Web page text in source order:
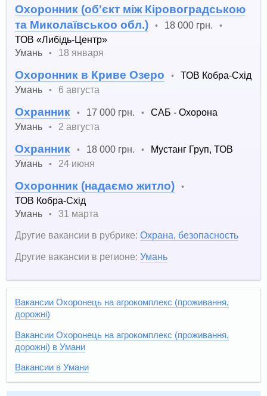
Охоронник (об'єкт між Кіровоградською
та Миколаївськоо обл.)
• 18 000 грн. •
ТОВ «Либідь-Центр»
Умань
• 18 января
Охоронник в Криве Озеро •
ТОВ Кобра-Схід
Умань
• 6 августа
Охранник • 17 000 грн. •
САБ - Охорона
Умань
• 2 августа
Охранник • 18 000 грн. •
Мустанг Груп, ТОВ
Умань
• 24 июня
Охоронник (надаємо житло) •
ТОВ Кобра-Схід
Умань
•
31 марта
Другие вакансии в рубрике: Охрана, безопасность
Другие вакансии в регионе: Умань
Вакансии Охоронець на агрокомплекс (проживання,
дорожні)
Вакансии Охоронець на агрокомплекс (проживання,
дорожні) в Умани
Вакансии в Умани